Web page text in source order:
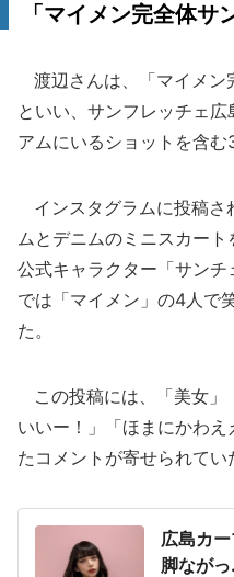
「マイメン完全体サ
渡辺さんは、「マイメン
といい、サンフレッチェ
アムにいるショットを含む
インスタグラムに投稿さ
ムとデニムのミニスカー
公式キャラクター「サン
では「マイメン」の4人で
た。
この投稿には、「美女」
いいー！」「ほまにかわ
たコメントが寄せられてい
広島カー
脚なが